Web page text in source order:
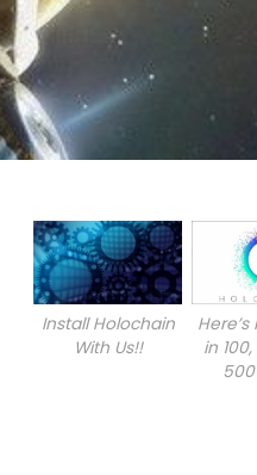
Install Holochain
With Us!!
in